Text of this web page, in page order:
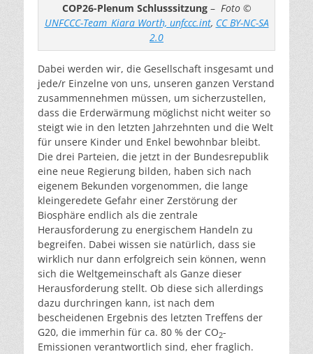
COP26-Plenum Schlusssitzung– Foto ©
UNFCCC-Team_Kiara Worth, unfccc.int, CC BY-NC-SA
2.0
Dabei werden wir, die Gesellschaft insgesamt und
jede/r Einzelne von uns, unseren ganzen Verstand
zusammennehmen müssen, um sicherzustellen,
dass die Erderwärmung möglichst nicht weiter so
steigt wie in den letzten Jahrzehnten und die Welt
für unsere Kinder und Enkel bewohnbar bleibt.
Die drei Parteien, die jetzt in der Bundesrepublik
eine neue Regierung bilden, haben sich nach
eigenem Bekunden vorgenommen, die lange
kleingeredete Gefahr einer Zerstörung der
Biosphäre endlich als die zentrale
Herausforderung zu energischem Handeln zu
begreifen. Dabei wissen sie natürlich, dass sie
wirklich nur dann erfolgreich sein können, wenn
sich die Weltgemeinschaft als Ganze dieser
Herausforderung stellt. Ob diese sich allerdings
dazu durchringen kann, ist nach dem
bescheidenen Ergebnis des letzten Treffens der
G20, die immerhin für ca. 80 % der CO2-
Emissionen verantwortlich sind, eher fraglich.